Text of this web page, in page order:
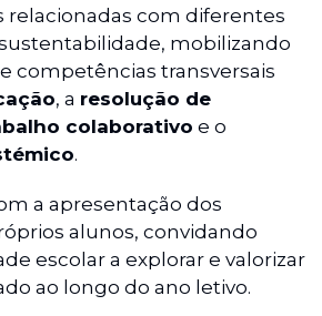
relacionadas com diferentes
mobilizando
competências transversais
, a resolução de
colaborativo e o
.
a apresentação dos
alunos, convidando
escolar a explorar e valorizar
ao longo do ano letivo.